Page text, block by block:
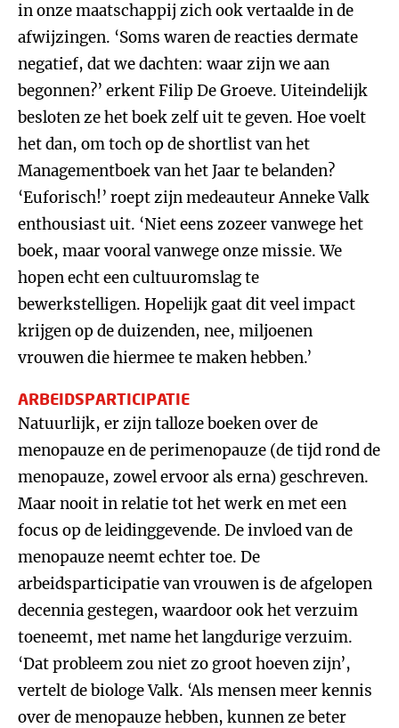
in onze maatschappij zich ook vertaalde in de
afwijzingen. ‘Soms waren de reacties dermate
negatief, dat we dachten: waar zijn we aan
begonnen?’ erkent Filip De Groeve. Uiteindelijk
besloten ze het boek zelf uit te geven. Hoe voelt
het dan, om toch op de shortlist van het
Managementboek van het Jaar te belanden?
‘Euforisch!’ roept zijn medeauteur Anneke Valk
enthousiast uit. ‘Niet eens zozeer vanwege het
boek, maar vooral vanwege onze missie. We
hopen echt een cultuuromslag te
bewerkstelligen. Hopelijk gaat dit veel impact
krijgen op de duizenden, nee, miljoenen
vrouwen die hiermee te maken hebben.’
ARBEIDSPARTICIPATIE
Natuurlijk, er zijn talloze boeken over de
menopauze en de perimenopauze (de tijd rond de
menopauze, zowel ervoor als erna) geschreven.
Maar nooit in relatie tot het werk en met een
focus op de leidinggevende. De invloed van de
menopauze neemt echter toe. De
arbeidsparticipatie van vrouwen is de afgelopen
decennia gestegen, waardoor ook het verzuim
toeneemt, met name het langdurige verzuim.
‘Dat probleem zou niet zo groot hoeven zijn’,
vertelt de biologe Valk. ‘Als mensen meer kennis
over de menopauze hebben, kunnen ze beter